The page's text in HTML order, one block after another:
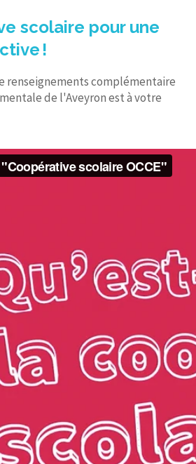
scolaire pour une
!
renseignements complémentaire
de l'Aveyron est à votre